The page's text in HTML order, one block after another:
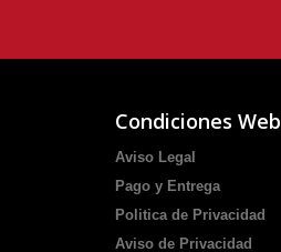
Condiciones Web
Aviso Legal
Pago y Entrega
Politica de Privacidad
Aviso de Privacidad